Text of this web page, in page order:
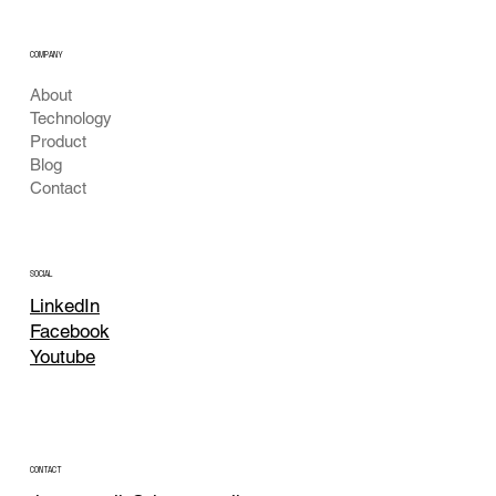
About
Technology
Product
Blog
Contact
COMPANY
SOCIAL
LinkedIn
Facebook
Youtube
CONTACT